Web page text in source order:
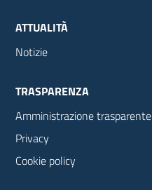
ATTUALITÀ
Notizie
TRASPARENZA
Amministrazione trasparente
Privacy
Cookie policy